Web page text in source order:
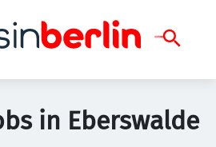
in Eberswalde